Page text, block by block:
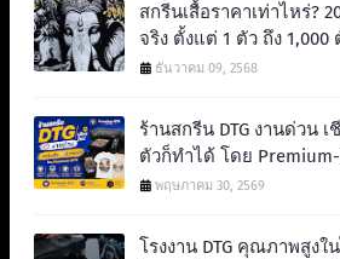
สกรีนเสื้อราคาเท่าไหร่?
จริง ตั้งแต่ 1 ตัว ถึง 1,000
ธันวาคม 09, 2568
ร้านสกรีน DTG งานด่วน
ตัวก็ทำได้ โดย Premium-
พฤษภาคม 30, 2569
โรงงาน DTG คุณภาพสูง